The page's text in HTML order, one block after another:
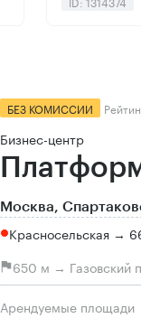
БЕЗ КОМИССИИ
Бизнес-центр
Москва,
Красносельская →
650 м → Газовский
Арендуемые площади